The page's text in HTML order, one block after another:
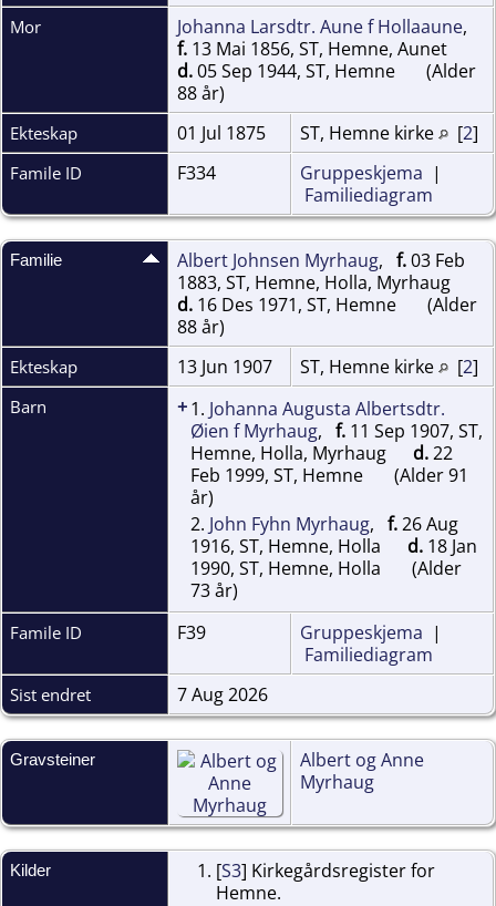
Mor Johanna Larsdtr. Aune f Hollaaune,
f. 13 Mai 1856, ST, Hemne, Aunet
d.05 Sep 1944, ST, Hemne
(Alder
88 år)
Ekteskap 01 Jul 1875 ST, Hemne kirke [2]
Famile ID F334 Gruppeskjema |
Familiediagram
Familie Albert Johnsen Myrhaug, f.03 Feb
1883, ST, Hemne, Holla, Myrhaug
d. 16 Des 1971, ST, Hemne
(Alder
88 år)
Ekteskap 13 Jun 1907 ST, Hemne kirke [2]
Barn +1. Johanna Augusta Albertsdtr.
Øien f Myrhaug, f. 11 Sep 1907, ST,
Hemne, Holla, Myrhaug
d.22
Feb 1999, ST, Hemne
(Alder 91
år)
2. John Fyhn Myrhaug, f.26 Aug
1916, ST, Hemne, Holla
d. 18 Jan
1990, ST, Hemne, Holla
(Alder
73 år)
Famile ID F39 Gruppeskjema |
Familiediagram
Sist endret 7 Aug 2026
Gravsteiner
Albert og Anne
Myrhaug
Kilder [S3] Kirkegårdsregister for
Hemne.